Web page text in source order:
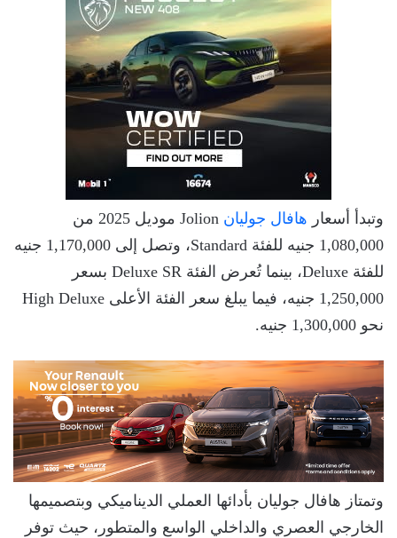
وتبدأ أسعار هافال جوليان
Jolion موديل 2025 من
1,080,000 جنيه للفئة Standard، وتصل إلى 1,170,000 جنيه
للفئة Deluxe، بينما تُعرض الفئة Deluxe SR بسعر
1,250,000 جنيه، فيما يبلغ سعر الفئة الأعلى High Deluxe
نحو 1,300,000 جنيه.
وتمتاز هافال جوليان بأدائها العملي الديناميكي وبتصميمها
الخارجي العصري والداخلي الواسع والمتطور، حيث توفر